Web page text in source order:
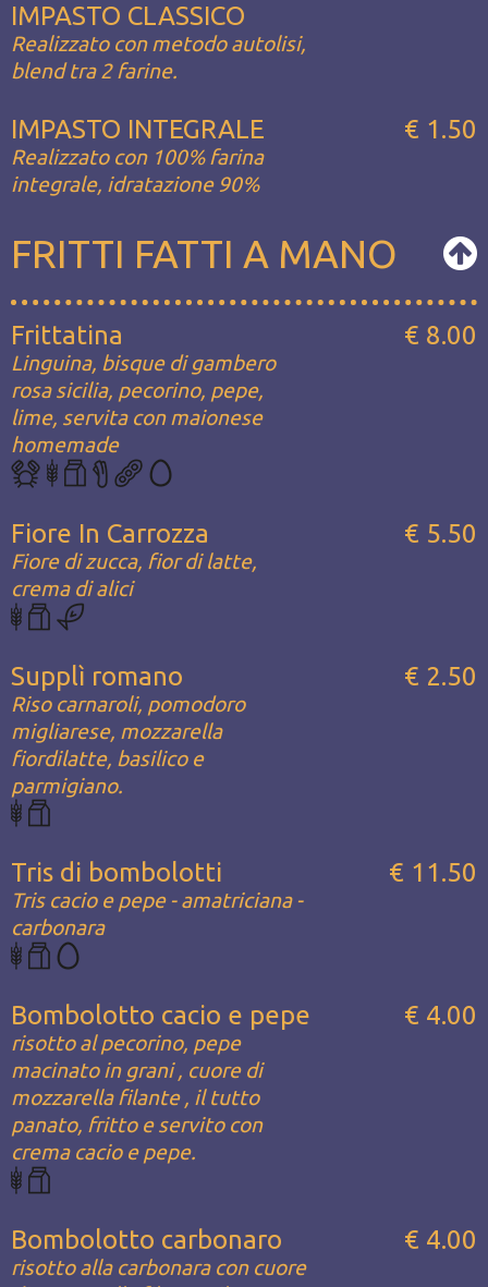
IMPASTO CLASSICO
Realizzato con metodo autolisi,
blend tra 2 farine.
IMPASTO INTEGRALE
Realizzato con 100% farina
integrale, idratazione 90%
€ 1.50
FRITTI FATTI A MANO
Frittatina
Linguina, bisque di gambero
rosa sicilia, pecorino, pepe,
lime, servita con maionese
homemade
€ 8.00
Fiore In Carrozza
Fiore di zucca, fior di latte,
crema di alici
€ 5.50
Supplì romano
Riso carnaroli, pomodoro
migliarese, mozzarella
fiordilatte, basilico e
parmigiano.
€ 2.50
Tris di bombolotti
Tris cacio e pepe - amatriciana -
carbonara
€ 11.50
Bombolotto cacio e pepe
risotto al pecorino, pepe
macinato in grani , cuore di
mozzarella filante , il tutto
panato, fritto e servito con
crema cacio e pepe.
€ 4.00
Bombolotto carbonaro
risotto alla carbonara con cuore
€ 4.00